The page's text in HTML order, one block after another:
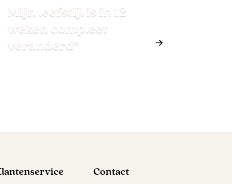
Mijn leefstijl is in 12
weken compleet
veranderd*
Contact